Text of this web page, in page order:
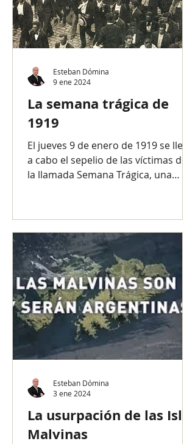
La semana trágica de
1919
El jueves 9 de enero de 1919 se llevó
a cabo el sepelio de las víctimas de
la llamada Semana Trágica, una
Esteban Dómina
9 ene 2024
La usurpación de las Islas
Malvinas
Esteban Dómina
3 ene 2024